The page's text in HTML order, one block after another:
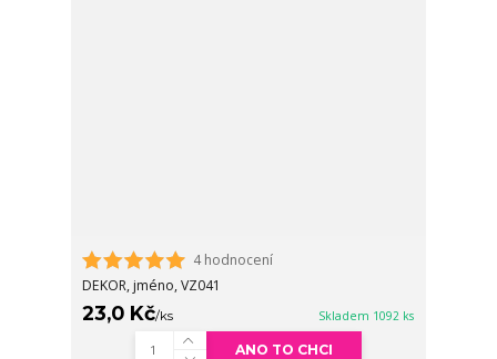
4 hodnocení
DEKOR, jméno, VZ041
23,0 Kč/ks Skladem 1092 ks
ANO TO CHCI